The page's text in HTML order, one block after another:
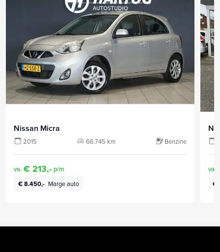
Nissan Micra
2015 66.745 km Benzine
va. € 213,- p/m
€ 8.450,- Marge auto
va.
€